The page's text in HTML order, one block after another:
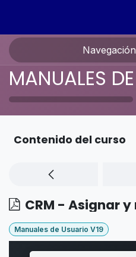
Navegación
Contenido del curso
Manuales de Usuario V19